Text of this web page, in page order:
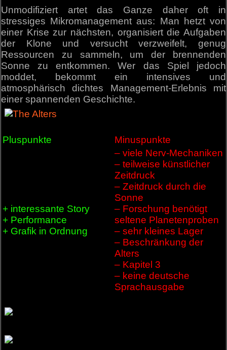
Unmodifiziert artet das Ganze daher oft in
stressiges Mikromanagement aus: Man hetzt von
einer Krise zur nächsten, organisiert die Aufgaben
der Klone und versucht verzweifelt, genug
Ressourcen zu sammeln, um der brennenden
Sonne zu entkommen. Wer das Spiel jedoch
moddet, bekommt ein intensives und
atmosphärisch dichtes Management-Erlebnis mit
einer spannenden Geschichte.
Pluspunkte Minuspunkte
+ interessante Story
+ Performance
+ Grafik in Ordnung
– viele Nerv-Mechaniken
– teilweise künstlicher
Zeitdruck
– Zeitdruck durch die
Sonne
– Forschung benötigt
seltene Planetenproben
– sehr kleines Lager
– Beschränkung der
Alters
– Kapitel 3
– keine deutsche
Sprachausgabe